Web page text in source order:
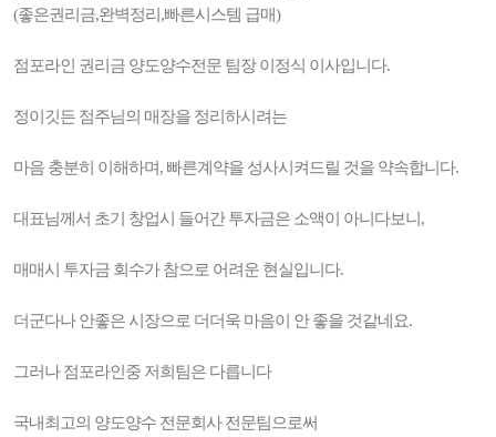
(좋은권리금,완벽정리,빠른시스템 급매)
점포라인 권리금 양도양수전문 팀장 이정식 이사입니다.
정이깃든 점주님의 매장을 정리하시려는
마음 충분히 이해하며, 빠른계약을 성사시켜드릴 것을 약속합니다.
대표님께서 초기 창업시 들어간 투자금은 소액이 아니다보니,
매매시 투자금 회수가 참으로 어려운 현실입니다.
더군다나 안좋은 시장으로 더더욱 마음이 안 좋을 것같네요.
그러나 점포라인중 저희팀은 다릅니다
국내최고의 양도양수 전문회사 전문팀으로써